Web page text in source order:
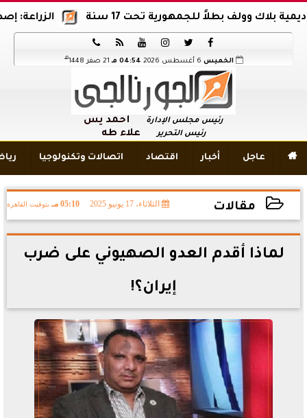
الزراعة: إصدار 12 ألف موافقة وتصريح بالمبيدات خلال 6 شهور بطلاً للجمهورية تحت 17 سنة






الخميس 04:54 مـ 21 صفر 1448 هـ
رئيس مجلس الإدارة أحمد يس
رئيس التحرير علاء طه
 عاجل أخبار اقتصاد اتصالات وتكنولوجيا
مقالات الثلاثاء، 17 يونيو 2025 05:10 مـ بتوقيت القاهرة
2025-06-17 17:10:07
لماذا أقدم العدو الصهيوني على ضرب
إيران؟!